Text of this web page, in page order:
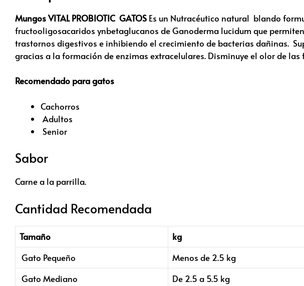
Mungos VITAL PROBIOTIC GATOS Es un Nutracéutico natural blando
fructooligosacaridos ynbetaglucanos de Ganoderma lucidum que
trastornos digestivos e inhibiendo el crecimiento de bacterias dañinas.
gracias a la formación de enzimas extracelulares. Disminuye el olor de
Recomendado para gatos
Cachorros
Adultos
Senior
Sabor
Carne a la parrilla.
Cantidad Recomendada
Tamaño kg
Gato Pequeño
Menos de 2.5 kg
Gato Mediano
De 2.5 a 5.5 kg